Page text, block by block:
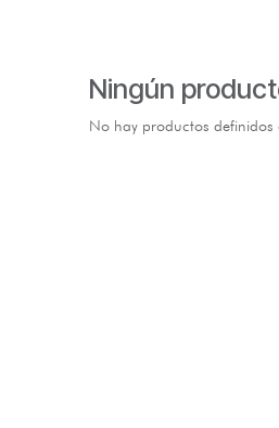
Ningún
No hay productos definidos